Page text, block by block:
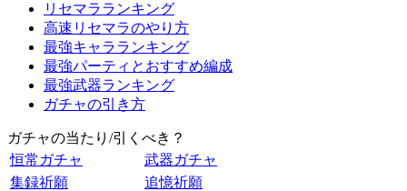
リセマラランキング
高速リセマラのやり方
最強キャラランキング
最強パーティとおすすめ編成
最強武器ランキング
ガチャの引き方
ガチャの当たり/引くべき？
恒常ガチャ
武器ガチャ
集録祈願
追憶祈願